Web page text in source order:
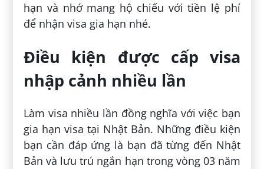
hạn và nhớ mang hộ chiếu với tiền lệ phí
để nhận visa gia hạn nhé.
Điều kiện được cấp visa
nhập cảnh nhiều lần
Làm visa nhiều lần đồng nghĩa với việc bạn
gia hạn visa tại Nhật Bản. Những điều kiện
bạn cần đáp ứng là bạn đã từng đến Nhật
Bản và lưu trú ngắn hạn trong vòng 03 năm